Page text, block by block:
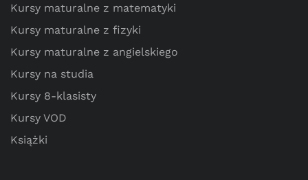
Kursy maturalne z matematyki
Kursy maturalne z fizyki
Kursy maturalne z angielskiego
Kursy na studia
Kursy 8-klasisty
Kursy VOD
Książki